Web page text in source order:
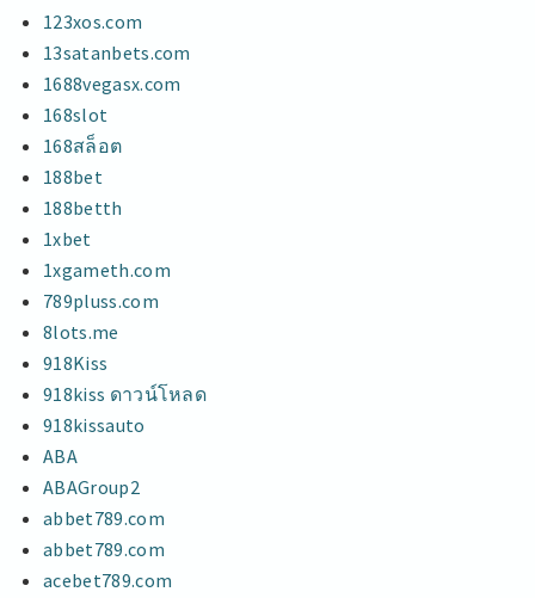
123xos.com
13satanbets.com
1688vegasx.com
168slot
168สล็อต
188bet
188betth
1xbet
1xgameth.com
789pluss.com
8lots.me
918Kiss
918kiss ดาวน์โหลด
918kissauto
ABA
ABAGroup2
abbet789.com
abbet789.com
acebet789.com